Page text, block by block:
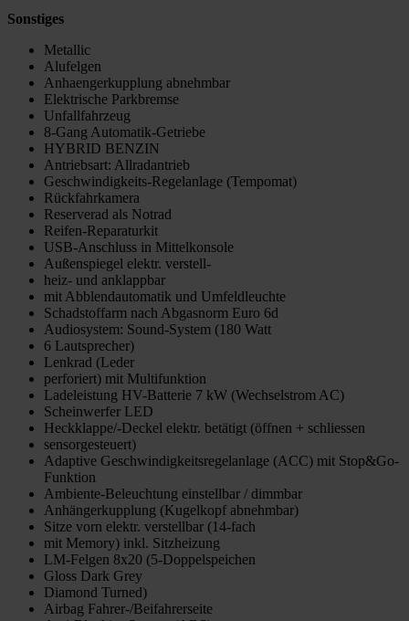
Sonstiges
Metallic
Alufelgen
Anhaengerkupplung abnehmbar
Elektrische Parkbremse
Unfallfahrzeug
8-Gang Automatik-Getriebe
HYBRID BENZIN
Antriebsart: Allradantrieb
Geschwindigkeits-Regelanlage (Tempomat)
Rückfahrkamera
Reserverad als Notrad
Reifen-Reparaturkit
USB-Anschluss in Mittelkonsole
Außenspiegel elektr. verstell-
heiz- und anklappbar
mit Abblendautomatik und Umfeldleuchte
Schadstoffarm nach Abgasnorm Euro 6d
Audiosystem: Sound-System (180 Watt
6 Lautsprecher)
Lenkrad (Leder
perforiert) mit Multifunktion
Ladeleistung HV-Batterie 7 kW (Wechselstrom AC)
Scheinwerfer LED
Heckklappe/-Deckel elektr. betätigt (öffnen + schliessen
sensorgesteuert)
Adaptive Geschwindigkeitsregelanlage (ACC) mit Stop&Go-
Funktion
Ambiente-Beleuchtung einstellbar / dimmbar
Anhängerkupplung (Kugelkopf abnehmbar)
Sitze vorn elektr. verstellbar (14-fach
mit Memory) inkl. Sitzheizung
LM-Felgen 8x20 (5-Doppelspeichen
Gloss Dark Grey
Diamond Turned)
Airbag Fahrer-/Beifahrerseite